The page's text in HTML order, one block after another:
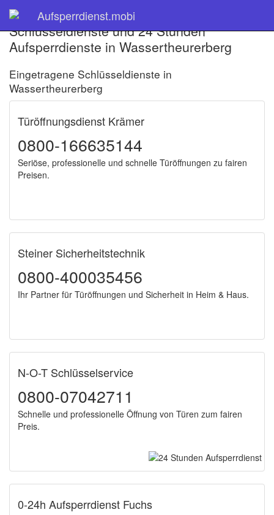
Aufsperrdienst.mobi
Schlüsseldienste und 24 Stunden
Aufsperrdienste in Wassertheurerberg
Eingetragene Schlüsseldienste in
Wassertheurerberg
Türöffnungsdienst Krämer
0800-166635144
Seriöse, professionelle und schnelle Türöffnungen zu fairen
Preisen.
Steiner Sicherheitstechnik
0800-400035456
Ihr Partner für Türöffnungen und Sicherheit in Heim & Haus.
N-O-T Schlüsselservice
0800-07042711
Schnelle und professionelle Öffnung von Türen zum fairen
Preis.
0-24h Aufsperrdienst Fuchs